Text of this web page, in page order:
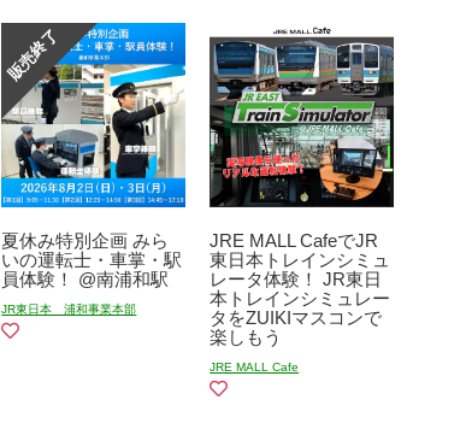
夏休み特別企画 みら
いの運転士・車掌・駅
員体験！ @南浦和駅
JR東日本 浦和事業本部
JRE MALL CafeでJR
東日本トレインシミュ
レータ体験！ JR東日
本トレインシミュレー
タをZUIKIマスコンで
楽しもう
JRE MALL Cafe